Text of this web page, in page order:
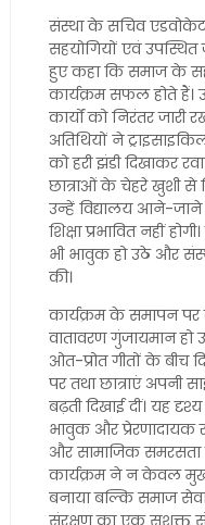
संस्था के सचिव
सहयोगियों एवं
हुए कहा कि समाज के
कार्यक्रम सफल होते हैं।
कार्यों को निरंतर
अतिथियों ने
को हरी झंडी दिखाकर
छात्राओं के चेहरे खुशी से
उन्हें विद्यालय आने-
शिक्षा प्रभावित नहीं
भी भावुक हो उठे और
की।
कार्यक्रम के समापन पर
वातावरण गुंजायमान हो
ओत-प्रोत गीतों के बीच
पर तथा छात्राएं
बढ़ती दिखाई दीं। यह
भावुक और प्रेरणादायक
और सामाजिक
कार्यक्रम ने न केवल
बनाया बल्कि समाज सेवा,
संरक्षण का एक सशक्त